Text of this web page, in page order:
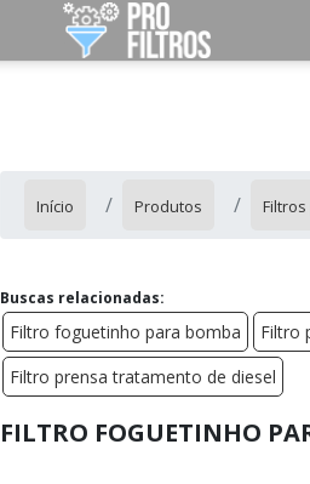
Início Produtos
Buscas relacionadas:
Filtro foguetinho para bomba Filtro
Filtro prensa tratamento de diesel
FILTRO FOGUETINHO